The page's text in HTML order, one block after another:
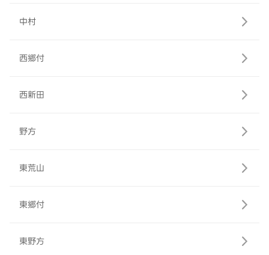
中村
西郷付
西新田
野方
東荒山
東郷付
東野方